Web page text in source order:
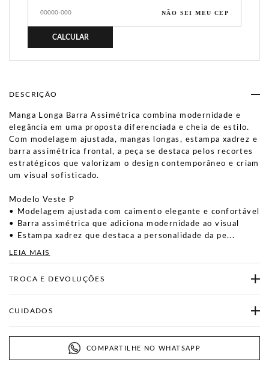
NÃO SEI MEU CEP
CALCULAR
DESCRIÇÃO
Manga Longa Barra Assimétrica combina modernidade e
elegância em uma proposta diferenciada e cheia de estilo.
Com modelagem ajustada, mangas longas, estampa xadrez e
barra assimétrica frontal, a peça se destaca pelos recortes
estratégicos que valorizam o design contemporâneo e criam
um visual sofisticado.
Modelo Veste P
• Modelagem ajustada com caimento elegante e confortável
• Barra assimétrica que adiciona modernidade ao visual
• Estampa xadrez que destaca a personalidade da pe...
LEIA MAIS
TROCA E DEVOLUÇÕES
CUIDADOS
COMPARTILHE NO WHATSAPP